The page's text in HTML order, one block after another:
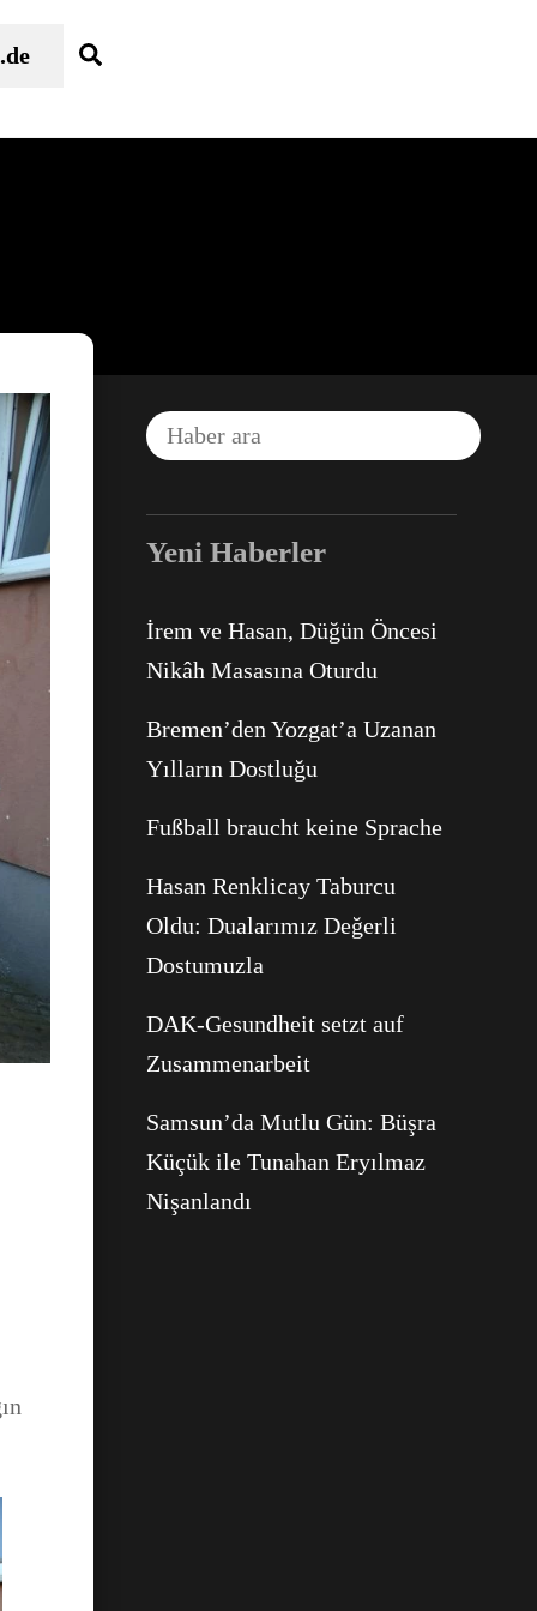
Yeni Haberler
İrem ve Hasan, Düğün Öncesi
Nikâh Masasına Oturdu
Bremen’den Yozgat’a Uzanan
Yılların Dostluğu
Fußball braucht keine Sprache
Hasan Renklicay Taburcu
Oldu: Dualarımız Değerli
Dostumuzla
DAK-Gesundheit setzt auf
Zusammenarbeit
Samsun’da Mutlu Gün: Büşra
Küçük ile Tunahan Eryılmaz
Nişanlandı